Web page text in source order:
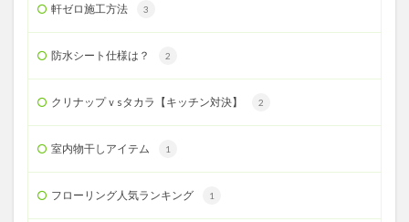
軒ゼロ施工方法 3
防水シート仕様は？ 2
クリナップｖsタカラ【キッチン対決】 2
室内物干しアイテム 1
フローリング人気ランキング 1